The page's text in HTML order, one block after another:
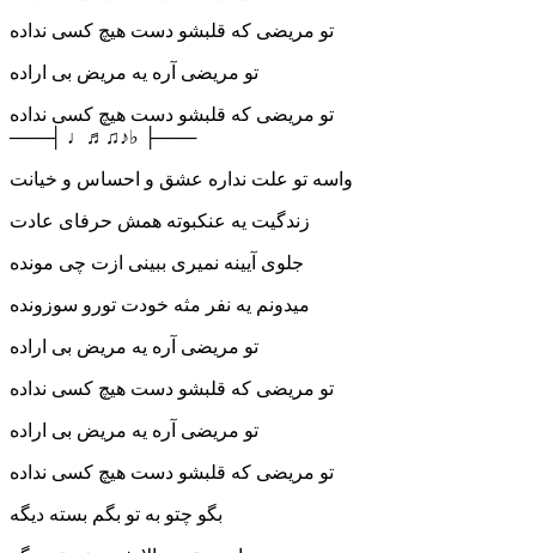
تو مریضی که قلبشو دست هیچ کسی نداده
تو مریضی آره یه مریض بی اراده
تو مریضی که قلبشو دست هیچ کسی نداده
───┤ ♩♬♫♪♭ ├───
واسه تو علت نداره عشق و احساس و خیانت
زندگیت یه عنکبوته همش حرفای عادت
جلوی آیینه نمیری ببینی ازت چی مونده
میدونم یه نفر مثه خودت تورو سوزونده
تو مریضی آره یه مریض بی اراده
تو مریضی که قلبشو دست هیچ کسی نداده
تو مریضی آره یه مریض بی اراده
تو مریضی که قلبشو دست هیچ کسی نداده
بگو چتو به تو بگم بسته دیگه